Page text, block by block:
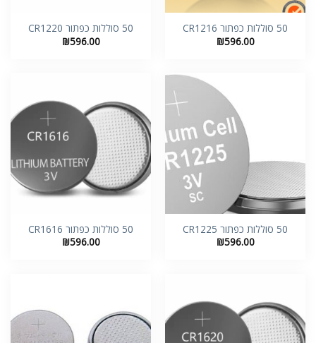
50 סוללות כפתור CR1216
₪596.00
50 סוללות כפתור CR1220
₪596.00
50 סוללות כפתור CR1225
₪596.00
50 סוללות כפתור CR1616
₪596.00